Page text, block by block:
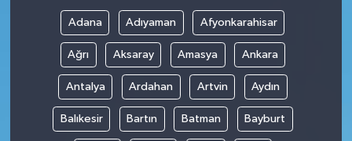
Adana Adıyaman Afyonkarahisar
Ağrı Aksaray Amasya Ankara
Antalya Ardahan Artvin Aydın
Balıkesir Bartın Batman Bayburt